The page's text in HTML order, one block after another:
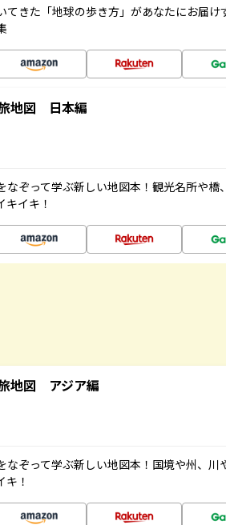
てきた「地球の歩き方」があなたにお届け
地図 日本編
なぞって学ぶ新しい地図本！観光名所や橋
イキ！
地図 アジア編
なぞって学ぶ新しい地図本！国境や州、川
！